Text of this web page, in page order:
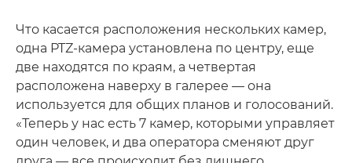
Что касается расположения нескольких камер,
одна PTZ-камера установлена по центру, еще
две находятся по краям, а четвертая
расположена наверху в галерее — она
используется для общих планов и голосований.
«Теперь у нас есть 7 камер, которыми управляет
один человек, и два оператора сменяют друг